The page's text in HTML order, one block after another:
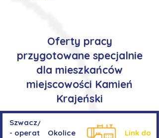
Oferty pracy
przygotowane specjalnie
dla mieszkańców
miejscowości Kamień
Krajeński
Szwacz/Szwaczka
- operator Okolice
Link do